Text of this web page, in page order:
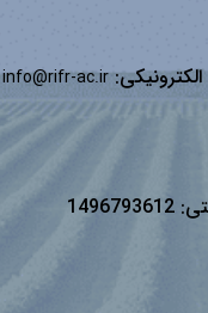
info@rifr-ac.ir
1496793612